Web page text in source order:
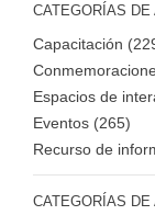
CATEGORÍAS DE
Capacitación
Espacios de
Eventos (265)
Recurso de
CATEGORÍAS DE